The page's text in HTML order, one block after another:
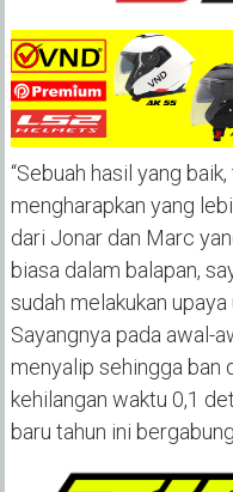
“Sebuah hasil yang
mengharapkan yang
dari Jonar dan Marc
biasa dalam balapan,
sudah melakukan
Sayangnya pada awal-
menyalip sehingga ban
kehilangan waktu 0,1
baru tahun ini